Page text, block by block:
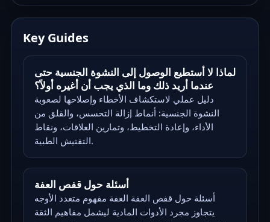
Key Guides
لماذا لا أستطيع الوصول إلى النشوة الجنسية حتى
عندما أريد ذلك وما الذي يجب أن أغيره أولاً؟
دليل عملي لاستكشاف الأخطاء وإصلاحها لصعوبة
النشوة الجنسية: أنماط إزالة التحسس، والقلق من
الأداء، وإعادة التخطيط، وتمارين العلاقات، ونقاط
التفتيش الطبية.
أسئلة حول قفص العفة
أسئلة حول قفص العفة العفة مفهوم متعدد الأوجه
يتجاوز مجرد الأدوات المادية ليشمل مفاهيم الثقة